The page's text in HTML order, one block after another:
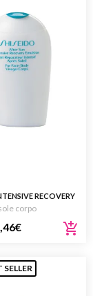
RECOVERY
corpo
€
SELLER